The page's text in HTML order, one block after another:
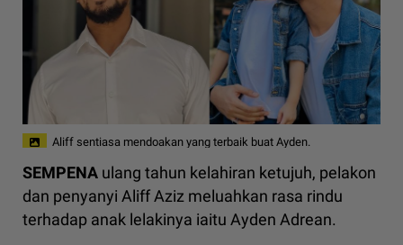
Aliff sentiasa mendoakan yang terbaik buat Ayden.
SEMPENA ulang tahun kelahiran ketujuh, pelakon
dan penyanyi Aliff Aziz meluahkan rasa rindu
terhadap anak lelakinya iaitu Ayden Adrean.